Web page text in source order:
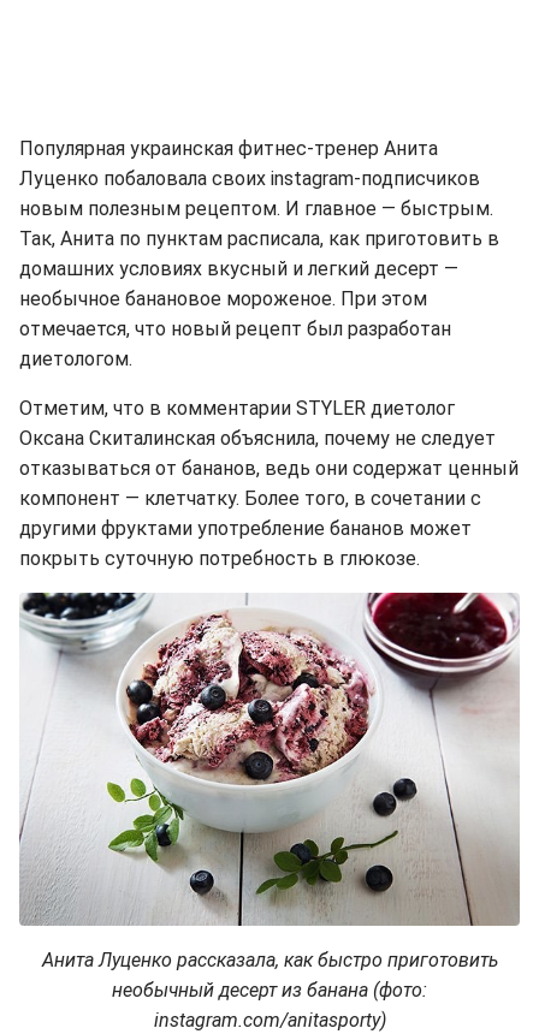
Популярная украинская фитнес-тренер Анита
Луценко побаловала своих instagram-подписчиков
новым полезным рецептом. И главное — быстрым.
Так, Анита по пунктам расписала, как приготовить в
домашних условиях вкусный и легкий десерт —
необычное банановое мороженое. При этом
отмечается, что новый рецепт был разработан
диетологом.
Отметим, что в комментарии STYLER диетолог
Оксана Скиталинская объяснила, почему не следует
отказываться от бананов, ведь они содержат ценный
компонент — клетчатку. Более того, в сочетании с
другими фруктами употребление бананов может
покрыть суточную потребность в глюкозе.
Анита Луценко рассказала, как быстро приготовить
необычный десерт из банана (фото:
instagram.com/anitasporty)